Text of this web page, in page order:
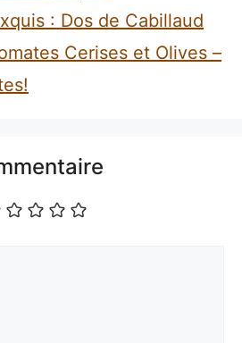
: Dos de Cabillaud
Cerises et Olives –